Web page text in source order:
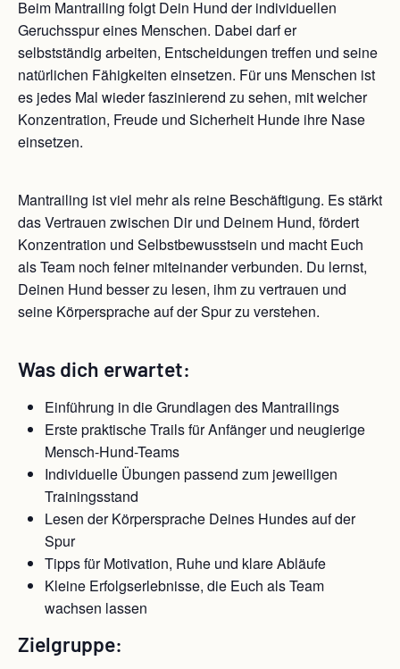
Beim Mantrailing folgt Dein Hund der individuellen
Geruchsspur eines Menschen. Dabei darf er
selbstständig arbeiten, Entscheidungen treffen und seine
natürlichen Fähigkeiten einsetzen. Für uns Menschen ist
es jedes Mal wieder faszinierend zu sehen, mit welcher
Konzentration, Freude und Sicherheit Hunde ihre Nase
einsetzen.
Mantrailing ist viel mehr als reine Beschäftigung. Es stärkt
das Vertrauen zwischen Dir und Deinem Hund, fördert
Konzentration und Selbstbewusstsein und macht Euch
als Team noch feiner miteinander verbunden. Du lernst,
Deinen Hund besser zu lesen, ihm zu vertrauen und
seine Körpersprache auf der Spur zu verstehen.
Was dich erwartet:
Einführung in die Grundlagen des Mantrailings
Erste praktische Trails für Anfänger und neugierige
Mensch-Hund-Teams
Individuelle Übungen passend zum jeweiligen
Trainingsstand
Lesen der Körpersprache Deines Hundes auf der
Spur
Tipps für Motivation, Ruhe und klare Abläufe
Kleine Erfolgserlebnisse, die Euch als Team
wachsen lassen
Zielgruppe: